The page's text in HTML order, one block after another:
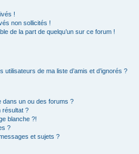
!
non sollicités !
de la part de quelqu’un sur ce forum !
de ma liste d’amis et d’ignorés ?
dans un ou des forums ?
résultat ?
blanche ?!
?
et sujets ?